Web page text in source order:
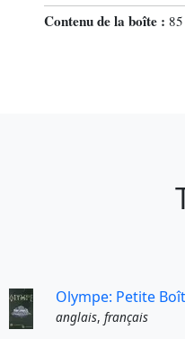
Contenu de la boîte :
Olympe: Petite
anglais, français